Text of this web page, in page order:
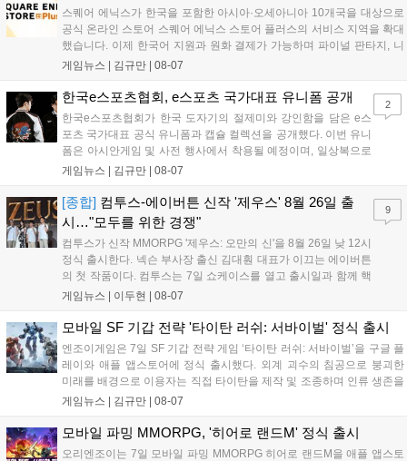
스퀘어 에닉스가 한국을 포함한 아시아·오세아니아 10개국을 대상으로
공식 온라인 스토어 스퀘어 에닉스 스토어 플러스의 서비스 지역을 확대
했습니다. 이제 한국어 지원과 원화 결제가 가능하며 파이널 판타지, 니
어 등 주요 게임의 피규어, 굿즈를 구매할 수 있습니다. 신상품이 순차적
용 가능합니다....
게임뉴스 | 김규만 | 08-07
한국e스포츠협회, e스포츠 국가대표 유니폼 공개
한국e스포츠협회가 한국 도자기의 절제미와 강인함을 담은 e스
포츠 국가대표 공식 유니폼과 캡슐 컬렉션을 공개했다. 이번 유니
폼은 아시안게임 및 사전 행사에서 착용될 예정이며, 일상복으로
구성된 컬렉션은 오는 8월 28일부터 골스튜디오 공식 홈페이지
서는 대회 규정에 따라 별도의 유니폼을 착용할 계획이다....
게임뉴스 | 김규만 | 08-07
2
[종합] 컴투스-에이버튼 신작 '제우스' 8월 26일 출
시…"모두를 위한 경쟁"
컴투스가 신작 MMORPG '제우스: 오만의 신'을 8월 26일 낮 12시
정식 출시한다. 넥슨 부사장 출신 김대훤 대표가 이끄는 에이버튼
의 첫 작품이다. 컴투스는 7일 쇼케이스를 열고 출시일과 함께 핵
심 콘텐츠, 유료화 정책, 운영 방향을 공개했다. 캐릭터명 선점은
의 오만으로 균열이...
게임뉴스 | 이두현 | 08-07
9
모바일 SF 기갑 전략 '타이탄 러쉬: 서바이벌' 정식 출시
엔조이게임은 7일 SF 기갑 전략 게임 ‘타이탄 러쉬: 서바이벌’을 구글 플
레이와 애플 앱스토어에 정식 출시했다. 외계 괴수의 침공으로 붕괴한
미래를 배경으로 이용자는 직접 타이탄을 제작 및 조종하며 인류 생존을
위한 전투를 펼친다. 지휘관 모집, 피난처 운영, 연맹 협동 콘텐츠가 특징
지원 보상을 제공한다. 상세 내용은 공식 커뮤니티에서 확인 가능하다....
게임뉴스 | 김규만 | 08-07
모바일 파밍 MMORPG, '히어로 랜드M' 정식 출시
오리엔조이는 7일 모바일 파밍 MMORPG 히어로 랜드M을 애플 앱스토